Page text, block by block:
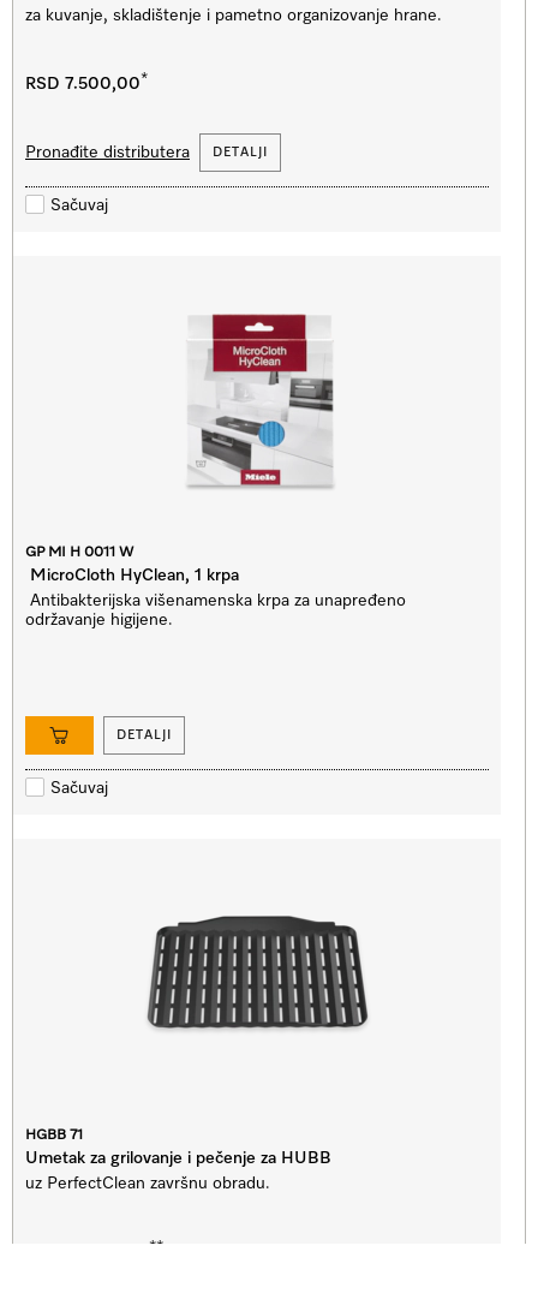
za kuvanje, skladištenje i pametno organizovanje hrane.
RSD 7.500,00*
DETALJI
Pronađite distributera
Sačuvaj
GP MI H 0011 W
MicroCloth HyClean, 1 krpa
Antibakterijska višenamenska krpa za unapređeno
održavanje higijene.
DETALJI
Sačuvaj
HGBB 71
Umetak za grilovanje i pečenje za HUBB
uz PerfectClean završnu obradu.
**